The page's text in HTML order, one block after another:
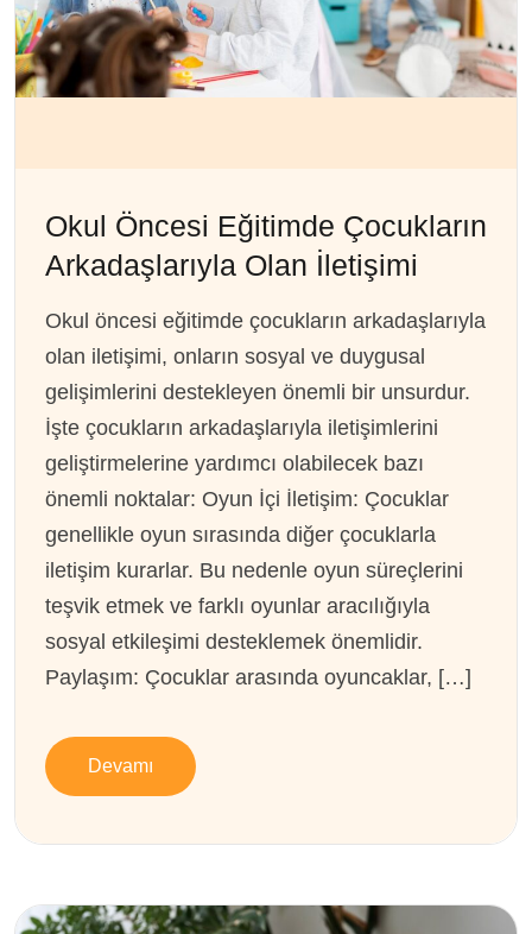
Okul Öncesi Eğitimde Çocukların
Arkadaşlarıyla Olan İletişimi
Okul öncesi eğitimde çocukların arkadaşlarıyla
olan iletişimi, onların sosyal ve duygusal
gelişimlerini destekleyen önemli bir unsurdur.
İşte çocukların arkadaşlarıyla iletişimlerini
geliştirmelerine yardımcı olabilecek bazı
önemli noktalar: Oyun İçi İletişim: Çocuklar
genellikle oyun sırasında diğer çocuklarla
iletişim kurarlar. Bu nedenle oyun süreçlerini
teşvik etmek ve farklı oyunlar aracılığıyla
sosyal etkileşimi desteklemek önemlidir.
Paylaşım: Çocuklar arasında oyuncaklar, […]
Devamı